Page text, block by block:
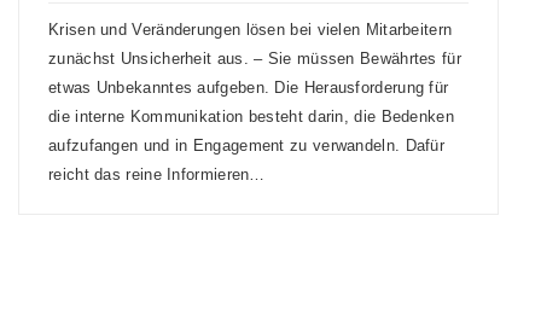
Krisen und Veränderungen lösen bei vielen Mitarbeitern
zunächst Unsicherheit aus. – Sie müssen Bewährtes für
etwas Unbekanntes aufgeben. Die Herausforderung für
die interne Kommunikation besteht darin, die Bedenken
aufzufangen und in Engagement zu verwandeln. Dafür
reicht das reine Informieren…